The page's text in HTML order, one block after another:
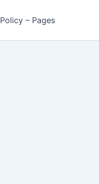
Policy – Pages